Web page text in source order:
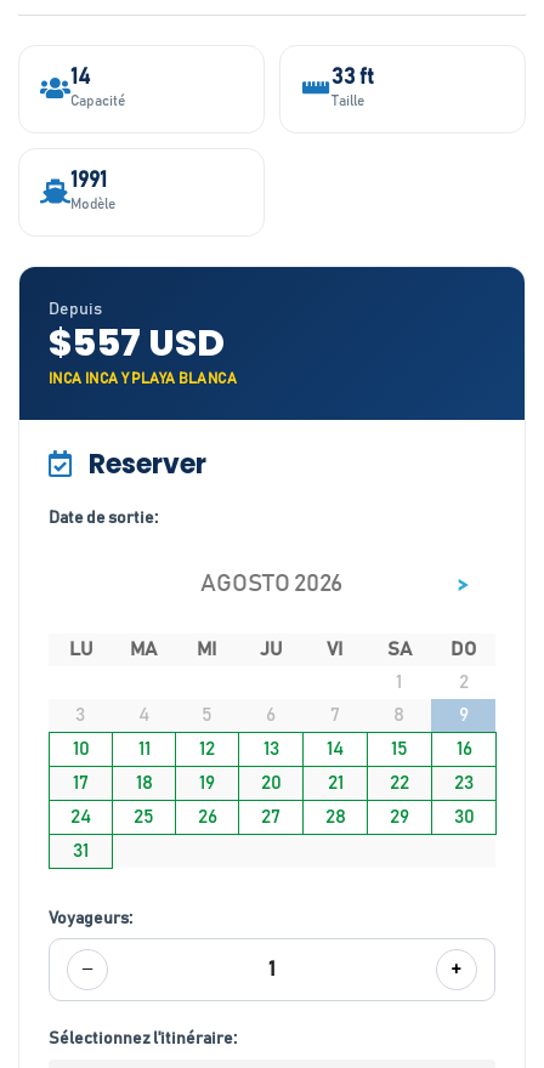
14
Capacité
33 ft
Taille
1991
Modèle
Depuis
$557 USD
INCA INCA Y PLAYA BLANCA
Reserver
Date de sortie:
AGOSTO 2026 >
LU MA MI JU VI SA
DO
1
2
3
4 5 6 7 8
9
10
11 12 13 14 15
16
17
18 19 20 21 22
23
24
25 26 27 28 29
30
31
Voyageurs:
− 1 +
Sélectionnez l'itinéraire: